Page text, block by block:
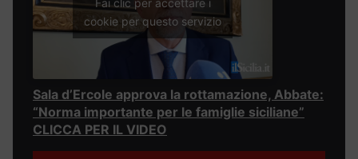
Fai clic per accettare i
cookie per questo servizio
Sala d’Ercole approva la rottamazione, Abbate:
“Norma importante per le famiglie siciliane”
CLICCA PER IL VIDEO